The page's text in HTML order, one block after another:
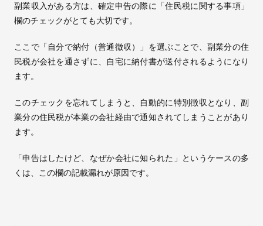
副業収入がある方は、確定申告の際に「住民税に関する事項」
欄のチェックがとても大切です。
ここで「自分で納付（普通徴収）」を選ぶことで、副業分の住
民税が会社を通さずに、自宅に納付書が送付されるようになり
ます。
このチェックを忘れてしまうと、自動的に特別徴収となり、副
業分の住民税が本業の会社経由で通知されてしまうことがあり
ます。
「申告はしたけど、なぜか会社に知られた」というケースの多
くは、この欄の記載漏れが原因です。